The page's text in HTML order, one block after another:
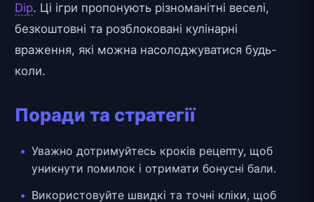
Dip. Ці ігри пропонують різноманітні веселі,
безкоштовні та розблоковані кулінарні
враження, які можна насолоджуватися будь-
коли.
Поради та стратегії
Уважно дотримуйтесь кроків рецепту, щоб
уникнути помилок і отримати бонусні бали.
Використовуйте швидкі та точні кліки, щоб